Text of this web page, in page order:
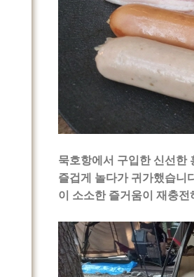
묵호항에서 구입한 신선한
즐겁게 놀다가 귀가했습니
이 소소한 즐거움이 재충